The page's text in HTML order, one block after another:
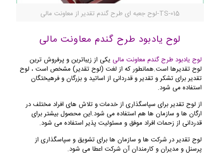
TS-015-لوح جعبه ای طرح گندم تقدیر از معاونت مالی
لوح یادبود طرح گندم معاونت مالی
لوح یادبود طرح گندم معاونت مالی یکی از زیباترین و پرفروش ترین
لوح تقدیرها است.همانطور که از لغت (لوح تقدیر) مشخص است ، لوح
تقدیر برای تشکر و تقدیر و قدردانی از اساتید و بزرگان و فرهیختگان
استفاده می شود.
از لوح تقدیر برای سپاسگذاری از خدمات و تلاش های افراد مختلف در
ارگان ها و سازمان ها هم استفاده می شود.این محصول بیشتر برای
قدردانی از زحمات افراد موفق و مسئولیت پذیر استفاده می شود.
لوح تقدیر در شرکت ها و سازمان ها برای تشویق و سپاسگذاری از
پرسنل و مدیران و کارمندان آن شرکت اعطا می شود.